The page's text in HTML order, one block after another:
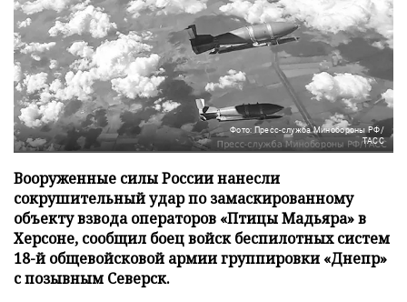
Фото: Пресс-служба Минобороны РФ/
ТАСС
Вооруженные силы России нанесли
сокрушительный удар по замаскированному
объекту взвода операторов «Птицы Мадьяра» в
Херсоне, сообщил боец войск беспилотных систем
18-й общевойсковой армии группировки «Днепр»
с позывным Северск.